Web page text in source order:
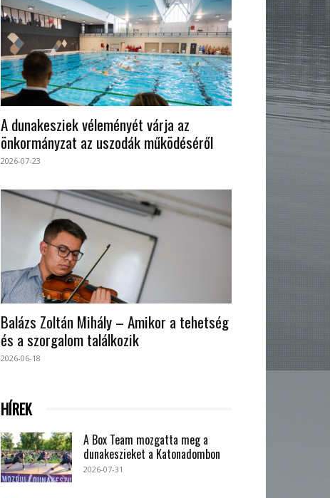
A dunakesziek véleményét várja az
önkormányzat az uszodák működéséről
2026-07-23
Balázs Zoltán Mihály – Amikor a tehetség
és a szorgalom találkozik
2026-06-18
HÍREK
A Box Team mozgatta meg a
dunakeszieket a Katonadombon
2026-07-31